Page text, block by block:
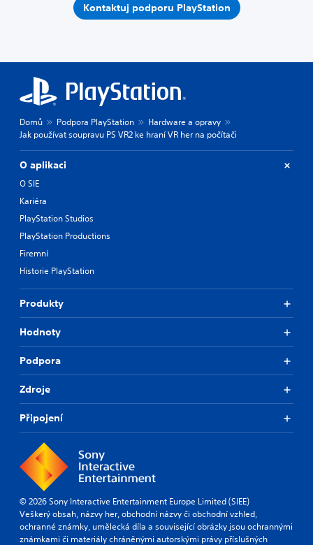
Kontaktuj podporu PlayStation
Domů Podpora PlayStation
Hardware a opravy
Jak používat soupravu PS VR2 ke hraní VR her na počítači
O aplikaci
O SIE
Kariéra
PlayStation Studios
PlayStation Productions
Firemní
Historie PlayStation
Produkty
Hodnoty
Podpora
Zdroje
Připojení
© 2026 Sony Interactive Entertainment Europe Limited (SIEE)
Veškerý obsah, názvy her, obchodní názvy či obchodní vzhled,
ochranné známky, umělecká díla a související obrázky jsou ochrannými
známkami či materiály chráněnými autorskými právy příslušných